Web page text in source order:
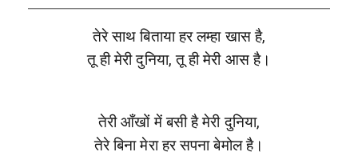
तेरे साथ बिताया हर लम्हा खास है,
तू ही मेरी दुनिया, तू ही मेरी आस है।
तेरी आँखों में बसी है मेरी दुनिया,
तेरे बिना मेरा हर सपना बेमोल है।